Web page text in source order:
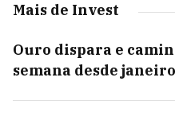
Mais de Invest
Ouro dispara e
semana desde janeiro